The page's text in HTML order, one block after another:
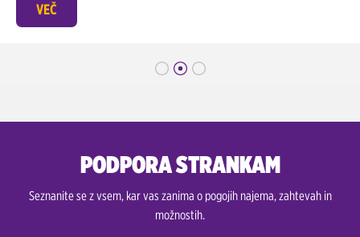
VEČ
PODPORA STRANKAM
Seznanite se z vsem, kar vas zanima o pogojih najema, zahtevah in
možnostih.